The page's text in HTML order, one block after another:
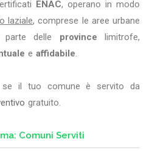
ENAC, operano in modo
laziale, comprese le aree urbane
delle province limitrofe,
e affidabile.
il tuo comune è servito da
gratuito.
Comuni Serviti